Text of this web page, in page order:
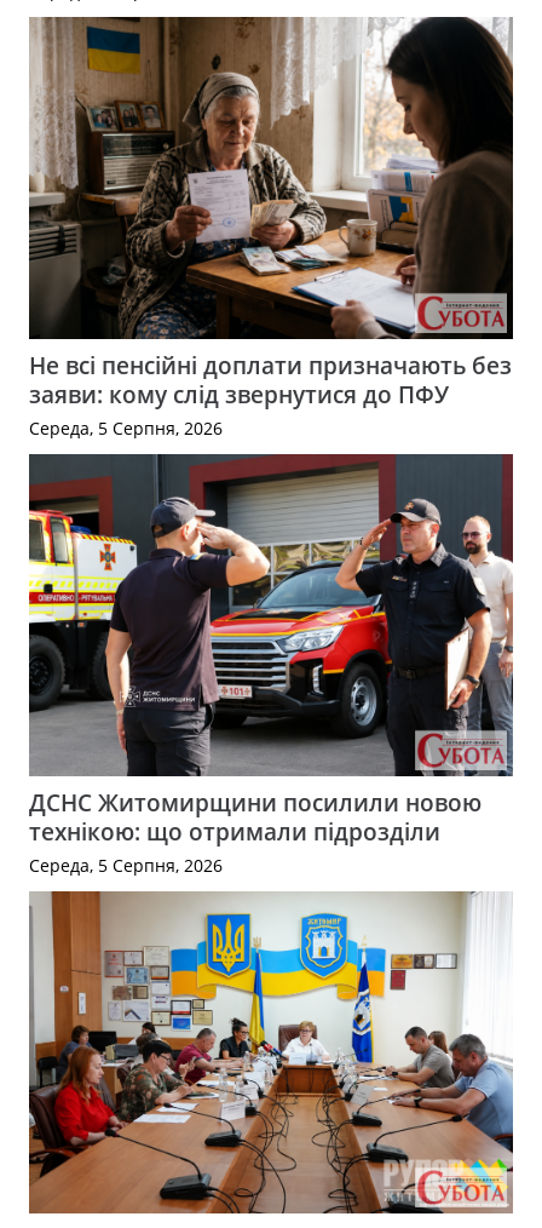
Не всі пенсійні доплати призначають без
заяви: кому слід звернутися до ПФУ
Середа, 5 Серпня, 2026
ДСНС Житомирщини посилили новою
технікою: що отримали підрозділи
Середа, 5 Серпня, 2026